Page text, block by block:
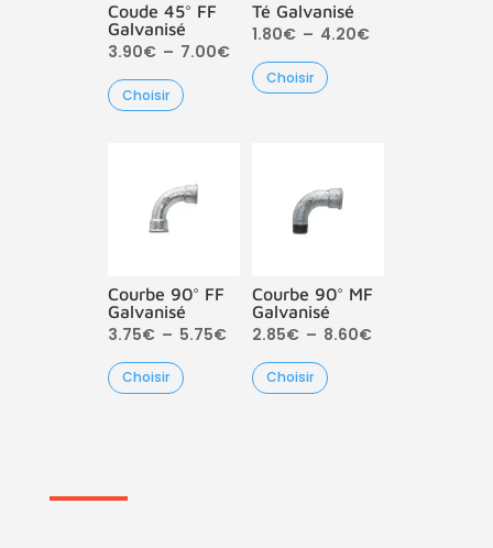
Coude 45° FF
Galvanisé
3.90€ – 7.00€Plage
Choisir
Té Galvanisé
1.80€ – 4.20€Plage
Choisir
Courbe 90° FF
Galvanisé
3.75€ – 5.75€Plage
prix :
Choisir
Courbe 90° MF
Galvanisé
2.85€ – 8.60€Plage
Choisir